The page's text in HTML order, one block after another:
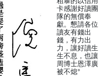
卡感謝好讀團
隊的無償奉
獻。懇請各位
讀友有錢出
錢，有力出
力，讓好讀生
生不息，也讓
周博士恩澤廣
被不熄°